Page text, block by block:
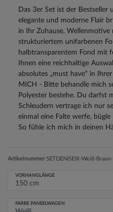
Das 3er Set ist der Bestseller
elegante und moderne Flair
in Ihr Zuhause.
strukturiertem unifarbenen
halbtransparentem Fond mit
Ihnen eine reichhaltige
absolutes „must have“ in
MICH - Bitte behandle mich
Polyester bestehe. Du darfst
Schleudern vertrage ich nur
einmal eine Falte werfe,
So fühle ich mich in deinen
Artikelnummer SETDENISEIII-Weiß-
VORHANGLÄNGE
FARBE PANEELWAGEN